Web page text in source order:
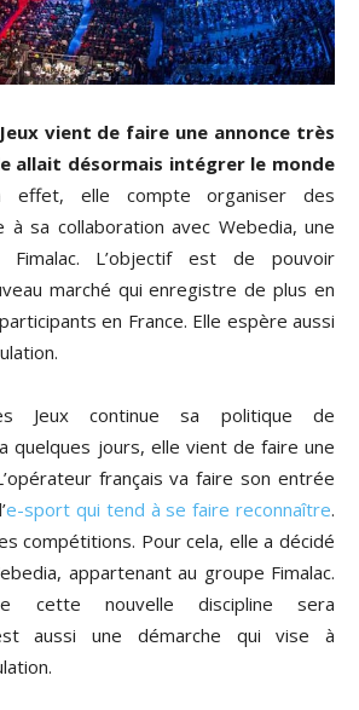
vient de faire une annonce très
allait désormais intégrer le monde
elle compte organiser des
à sa collaboration avec Webedia, une
L’objectif est de pouvoir
marché qui enregistre de plus en
en France. Elle espère aussi
Jeux continue sa politique de
quelques jours, elle vient de faire une
français va faire son entrée
e-sport qui tend à se faire reconnaître.
compétitions. Pour cela, elle a décidé
appartenant au groupe Fimalac.
cette nouvelle discipline sera
aussi une démarche qui vise à